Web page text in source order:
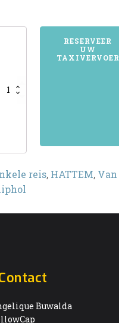
RESERVEER
UW
TAXIVERVOER
reis, HATTEM, Van
Buwalda